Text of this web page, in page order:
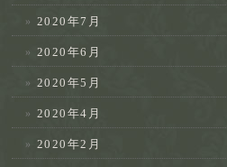
2020年7月
2020年6月
2020年5月
2020年4月
2020年2月